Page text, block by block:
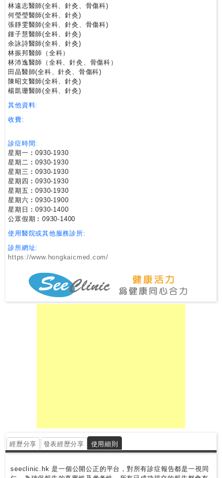
立
醫
院
私
家
醫
院
中
醫
院
林遠志醫師(全科、針灸、骨傷科)
何瑩瑩醫師(全科、針灸)
張靜雯醫師(全科、針灸、骨傷科)
鍾子慧醫師(全科、針灸)
余詠詩醫師(全科、針灸)
林振邦醫師（全科）
林沛逸醫師（全科、針灸、骨傷科）
田晶醫師(全科、針灸、骨傷科)
陳昭文醫師(全科、針灸)
楊凱珊醫師(全科、針灸)
其他資料:
收費:
診症時間:
星期一︰0930-1930
星期二︰0930-1930
星期三︰0930-1930
星期四︰0930-1930
星期五︰0930-1930
星期六︰0930-1900
星期日︰0930-1400
公眾假期︰0930-1400
使用醫院或其他服務診所:
診所網址:
https://www.hongkaicmed.com/
經歷分享 發表經歷分享 使用細則
seeclinic.hk 是一個公開公正的平台，對所有診症報告都是一視同